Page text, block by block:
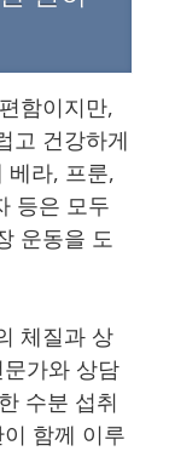
함이지만,
고 건강하게
베라, 프룬,
등은 모두
운동을 도
체질과 상
가와 상담
수분 섭취
함께 이루